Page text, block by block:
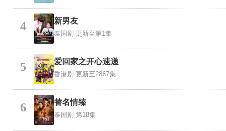
4 新男友
泰国剧 更新至第1集
5 爱回家之开心速递
香港剧 更新至2867集
6 替名情臻
泰国剧 第18集